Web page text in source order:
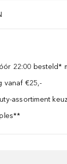
22:00 besteld*
vanaf €25,-
assortiment